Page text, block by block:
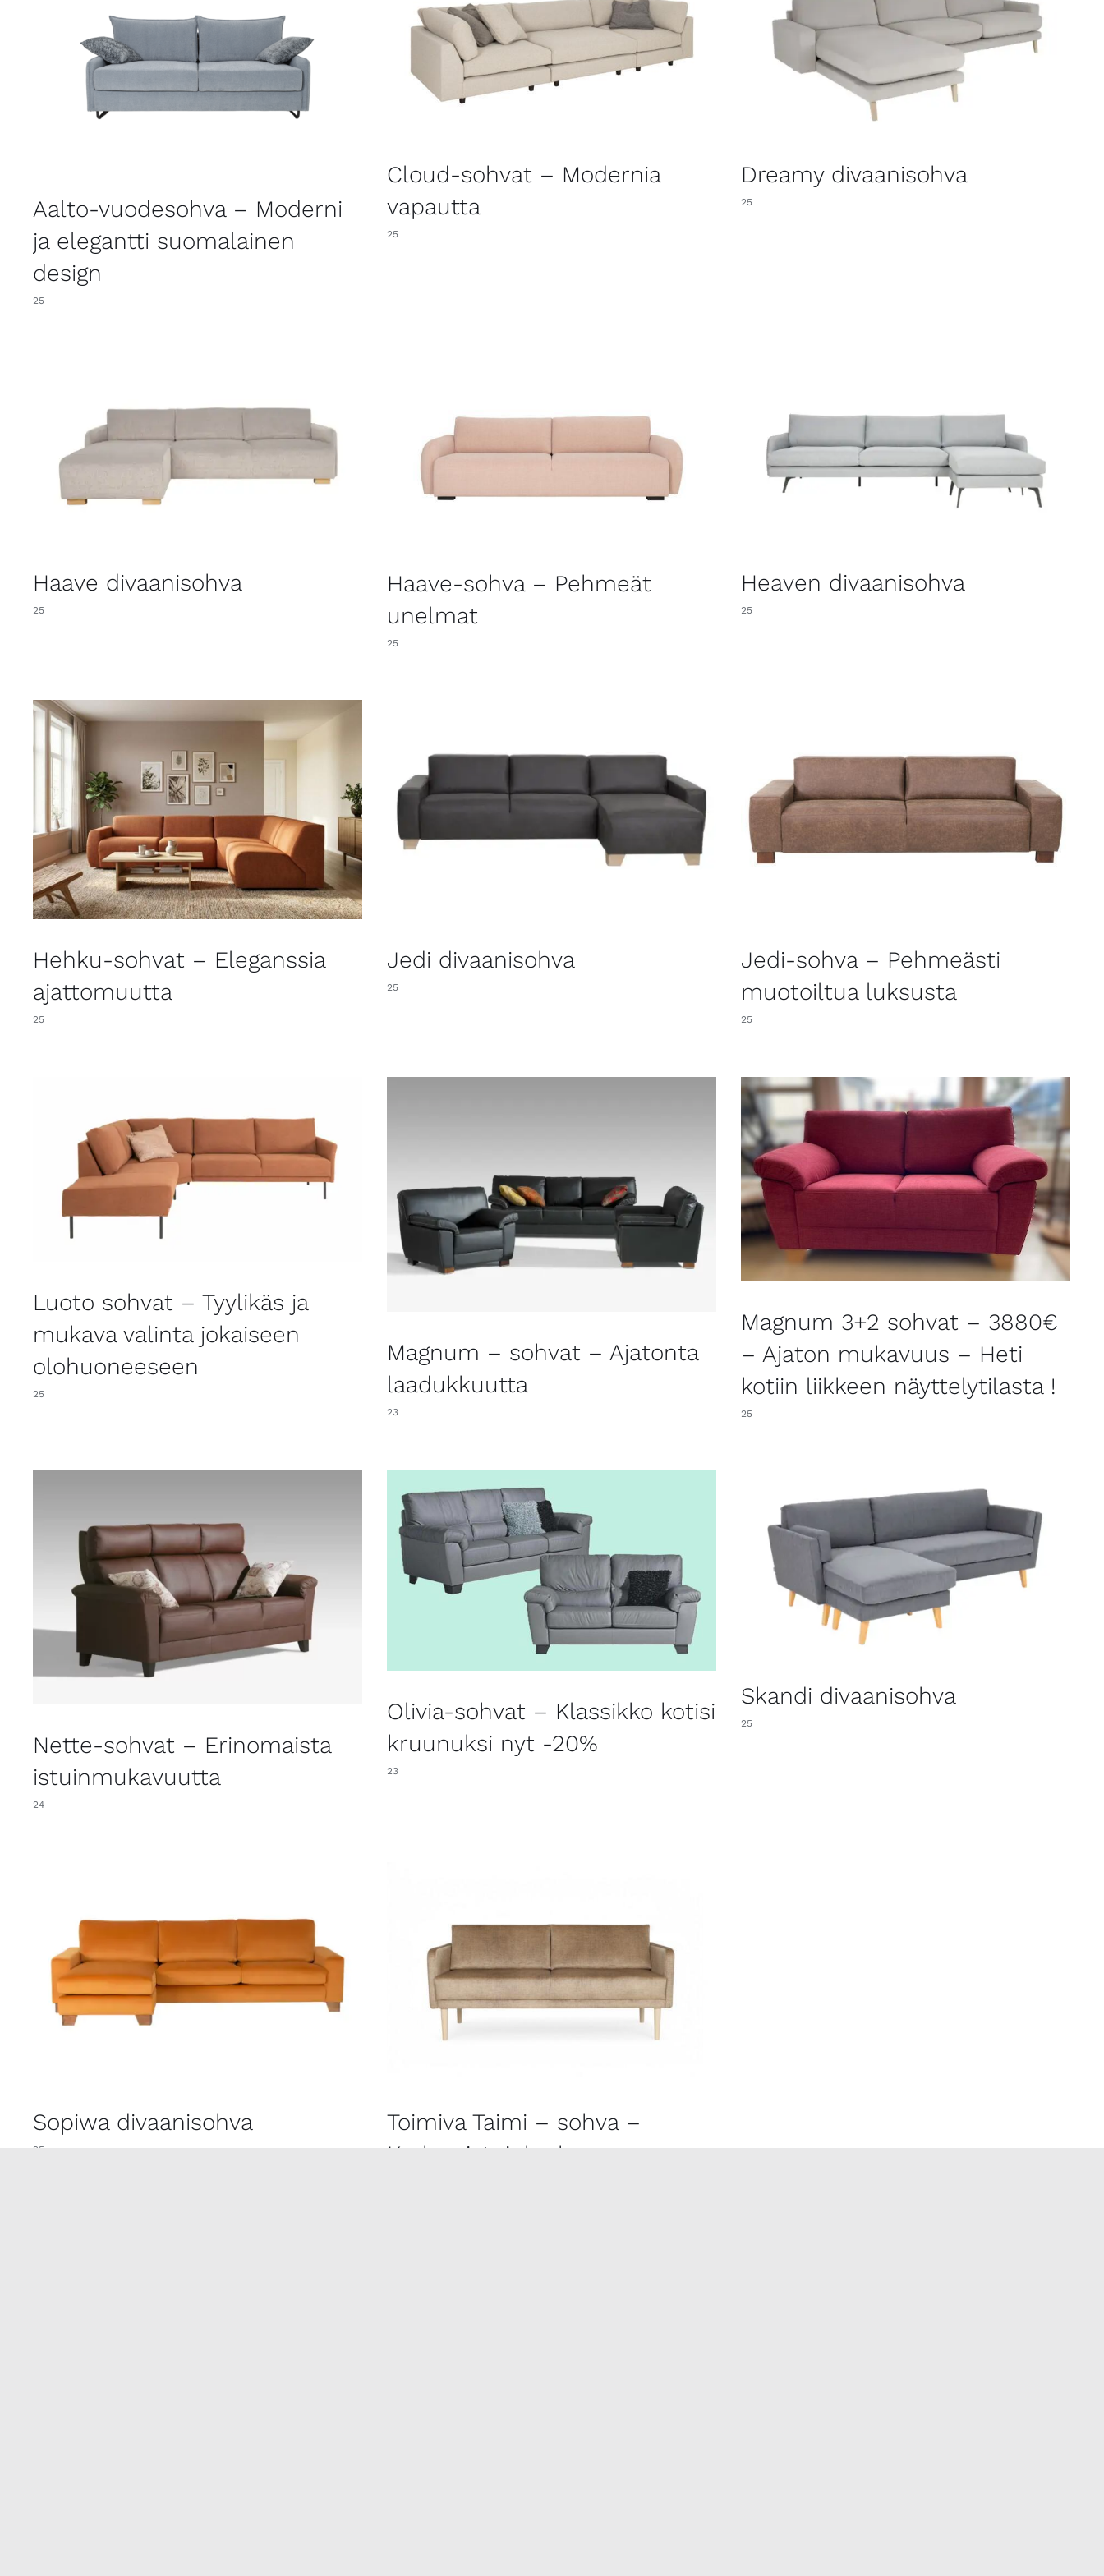
Aalto-vuodesohva – Moderni
ja elegantti suomalainen
design
25
Cloud-sohvat – Modernia
vapautta
25
Dreamy divaanisohva
25
Haave divaanisohva
25
Haave-sohva – Pehmeät
unelmat
25
Heaven divaanisohva
25
Hehku-sohvat – Eleganssia
ajattomuutta
25
Jedi divaanisohva
25
Jedi-sohva – Pehmeästi
muotoiltua luksusta
25
Luoto sohvat – Tyylikäs ja
mukava valinta jokaiseen
olohuoneeseen
25
Magnum – sohvat – Ajatonta
laadukkuutta
23
Magnum 3+2 sohvat – 3880€
– Ajaton mukavuus – Heti
kotiin liikkeen näyttelytilasta !
25
Nette-sohvat – Erinomaista
istuinmukavuutta
24
Olivia-sohvat – Klassikko kotisi
kruunuksi nyt -20%
23
Skandi divaanisohva
25
Sopiwa divaanisohva
25
Toimiva Taimi – sohva –
Korkea istuinkorkeus